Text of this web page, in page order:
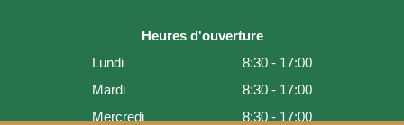
Heures d'ouverture
Lundi
8:30 - 17:00
Mardi
8:30 - 17:00
Mercredi
8:30 - 17:00